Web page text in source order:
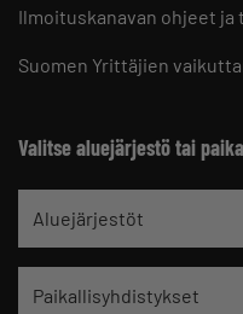
Ilmoituskanavan ohjeet ja
Suomen Yrittäjien
Valitse aluejärjestö tai
Aluejärjestöt
Paikallisyhdistykset